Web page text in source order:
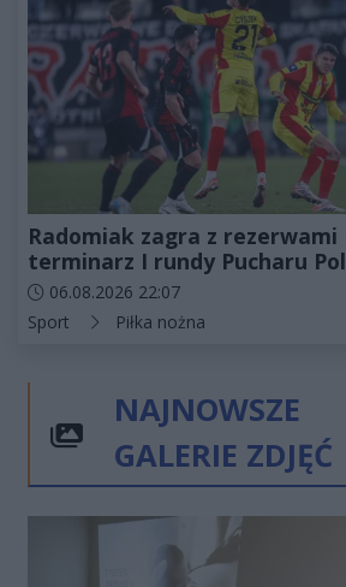
Radomiak zagra z rezerwami
terminarz I rundy Pucharu
Data dodania artykułu:
06.08.2026 22:07
Kategorie artykułu:
Sport Piłka nożna
NAJNOWSZE
GALERIE ZDJĘĆ